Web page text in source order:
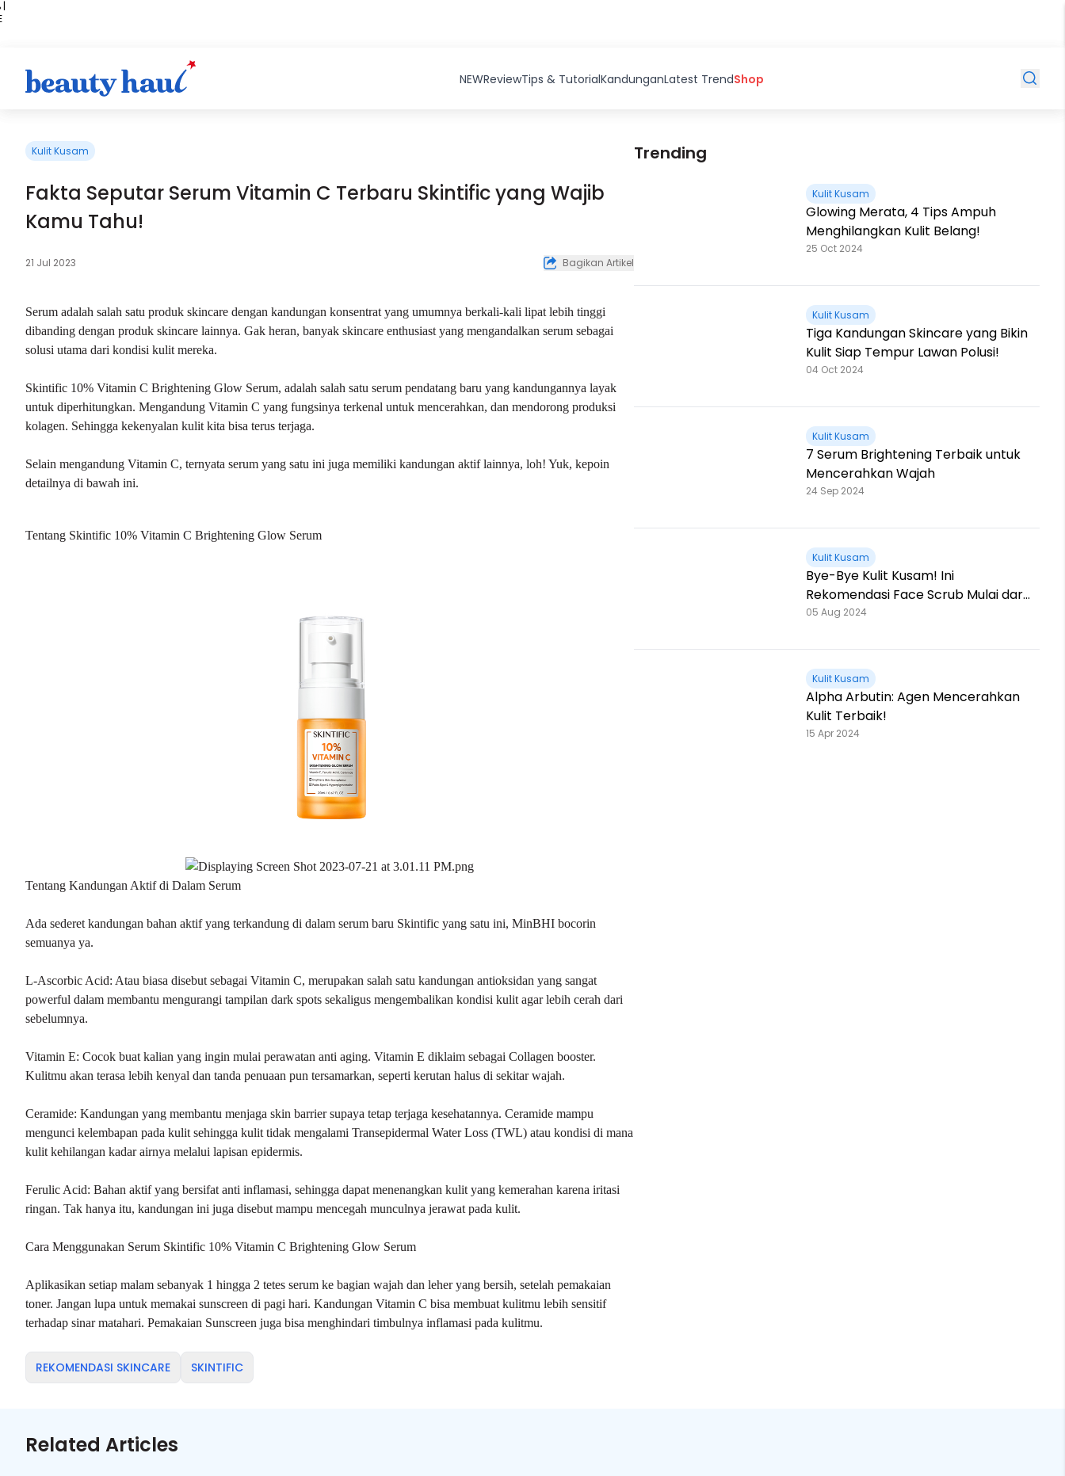
|
NEWReviewTips & TutorialKandunganLatest TrendShop
Kulit Kusam
Fakta Seputar Serum Vitamin C Terbaru Skintific yang Wajib
Kamu Tahu!
21 Jul 2023 Bagikan Artikel
Serum adalah salah satu produk skincare dengan kandungan konsentrat yang umumnya berkali-kali lipat lebih tinggi
dibanding dengan produk skincare lainnya. Gak heran, banyak skincare enthusiast yang mengandalkan serum sebagai
solusi utama dari kondisi kulit mereka.
Skintific 10% Vitamin C Brightening Glow Serum, adalah salah satu serum pendatang baru yang kandungannya layak
untuk diperhitungkan. Mengandung Vitamin C yang fungsinya terkenal untuk mencerahkan, dan mendorong produksi
kolagen. Sehingga kekenyalan kulit kita bisa terus terjaga.
Selain mengandung Vitamin C, ternyata serum yang satu ini juga memiliki kandungan aktif lainnya, loh! Yuk, kepoin
detailnya di bawah ini.
Tentang Skintific 10% Vitamin C Brightening Glow Serum
Tentang Kandungan Aktif di Dalam Serum
Ada sederet kandungan bahan aktif yang terkandung di dalam serum baru Skintific yang satu ini, MinBHI bocorin
semuanya ya.
L-Ascorbic Acid: Atau biasa disebut sebagai Vitamin C, merupakan salah satu kandungan antioksidan yang sangat
powerful dalam membantu mengurangi tampilan dark spots sekaligus mengembalikan kondisi kulit agar lebih cerah dari
sebelumnya.
Vitamin E: Cocok buat kalian yang ingin mulai perawatan anti aging. Vitamin E diklaim sebagai Collagen booster.
Kulitmu akan terasa lebih kenyal dan tanda penuaan pun tersamarkan, seperti kerutan halus di sekitar wajah.
Ceramide: Kandungan yang membantu menjaga skin barrier supaya tetap terjaga kesehatannya. Ceramide mampu
mengunci kelembapan pada kulit sehingga kulit tidak mengalami Transepidermal Water Loss (TWL) atau kondisi di mana
kulit kehilangan kadar airnya melalui lapisan epidermis.
Ferulic Acid: Bahan aktif yang bersifat anti inflamasi, sehingga dapat menenangkan kulit yang kemerahan karena iritasi
ringan. Tak hanya itu, kandungan ini juga disebut mampu mencegah munculnya jerawat pada kulit.
Cara Menggunakan Serum Skintific 10% Vitamin C Brightening Glow Serum
Aplikasikan setiap malam sebanyak 1 hingga 2 tetes serum ke bagian wajah dan leher yang bersih, setelah pemakaian
toner. Jangan lupa untuk memakai sunscreen di pagi hari. Kandungan Vitamin C bisa membuat kulitmu lebih sensitif
terhadap sinar matahari. Pemakaian Sunscreen juga bisa menghindari timbulnya inflamasi pada kulitmu.
REKOMENDASI SKINCARE SKINTIFIC
Trending
Kulit Kusam
Glowing Merata, 4 Tips Ampuh
Menghilangkan Kulit Belang!
25 Oct 2024
Kulit Kusam
Tiga Kandungan Skincare yang Bikin
Kulit Siap Tempur Lawan Polusi!
04 Oct 2024
Kulit Kusam
7 Serum Brightening Terbaik untuk
Mencerahkan Wajah
24 Sep 2024
Kulit Kusam
Bye-Bye Kulit Kusam! Ini
Rekomendasi Face Scrub Mulai dari
20RB-an
05 Aug 2024
Kulit Kusam
Alpha Arbutin: Agen Mencerahkan
Kulit Terbaik!
15 Apr 2024
Related Articles